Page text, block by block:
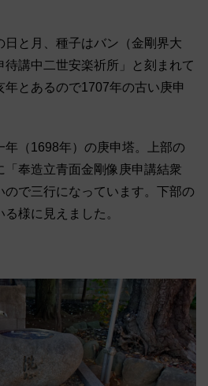
日と月、種子はバン（金剛界大
待講中二世安楽祈所」と刻まれて
とあるので1707年の古い庚申
（1698年）の庚申塔。上部の
「奉造立青面金剛像庚申講結衆
で三行になっています。下部の
様に見えました。